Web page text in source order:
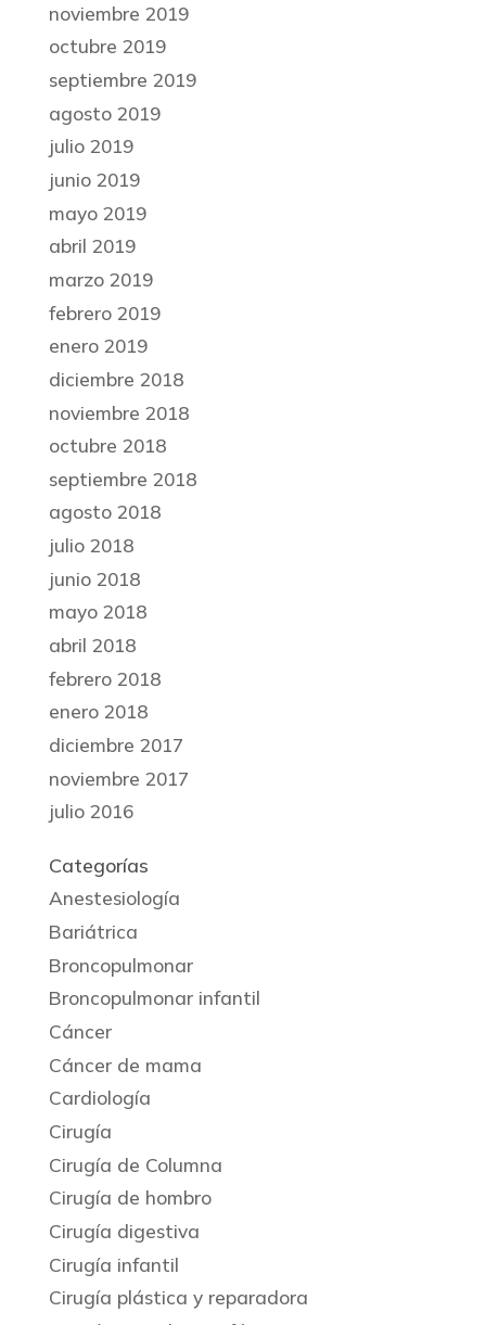
noviembre 2019
octubre 2019
septiembre 2019
agosto 2019
julio 2019
junio 2019
mayo 2019
abril 2019
marzo 2019
febrero 2019
enero 2019
diciembre 2018
noviembre 2018
octubre 2018
septiembre 2018
agosto 2018
julio 2018
junio 2018
mayo 2018
abril 2018
febrero 2018
enero 2018
diciembre 2017
noviembre 2017
julio 2016
Categorías
Anestesiología
Bariátrica
Broncopulmonar
Broncopulmonar infantil
Cáncer
Cáncer de mama
Cardiología
Cirugía
Cirugía de Columna
Cirugía de hombro
Cirugía digestiva
Cirugía infantil
Cirugía plástica y reparadora